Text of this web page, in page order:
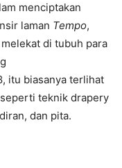
menciptakan
laman Tempo,
di tubuh para
itu biasanya terlihat
teknik drapery
dan pita.